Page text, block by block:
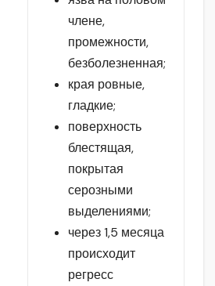
члене,
промежности,
безболезненная;
края ровные,
гладкие;
поверхность
блестящая,
покрытая
серозными
выделениями;
через 1,5 месяца
происходит
регресс